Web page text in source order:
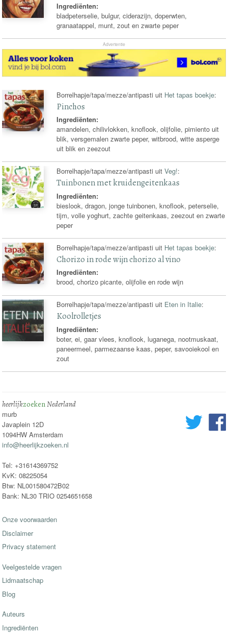
Ingrediënten:
bladpeterselie, bulgur, ciderazijn, doperwten,
granaatappel, munt, zout en zwarte peper
Advertentie
Borrelhapje/tapa/mezze/antipasti uit Het tapas boekje:
Pinchos
Ingrediënten:
amandelen, chilivlokken, knoflook, olijfolie, pimiento uit
blik, versgemalen zwarte peper, witbrood, witte asperge
uit blik en zeezout
Borrelhapje/tapa/mezze/antipasti uitVeg!:
Tuinbonen met kruidengeitenkaas
Ingrediënten:
bieslook, dragon, jonge tuinbonen, knoflook, peterselie,
tijm, volle yoghurt, zachte geitenkaas, zeezout en zwarte
peper
Borrelhapje/tapa/mezze/antipasti uit Het tapas boekje:
Chorizo in rode wijn chorizo al vino
Ingrediënten:
brood, chorizo picante, olijfolie en rode wijn
Borrelhapje/tapa/mezze/antipasti uit Eten in Italie:
Koolrolletjes
Ingrediënten:
boter, ei, gaar vlees, knoflook, luganega, nootmuskaat,
paneermeel, parmezaanse kaas, peper, savooiekool en
zout
heerlijkzoekenNederland
murb
Javaplein 12D
1094HW Amsterdam
info@heerlijkzoeken.nl
Tel: +31614369752
KvK: 08225054
Btw: NL001580472B02
Bank: NL30 TRIO 0254651658
Onze voorwaarden
Disclaimer
Privacy statement
Veelgestelde vragen
Lidmaatschap
Blog
Auteurs
Ingrediënten